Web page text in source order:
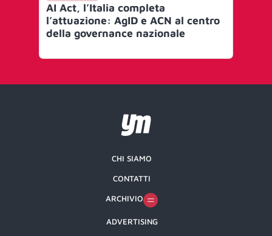
AI Act, l’Italia completa
l’attuazione: AgID e ACN al centro
della governance nazionale
CHI SIAMO
CONTATTI
ARCHIVIO
ADVERTISING